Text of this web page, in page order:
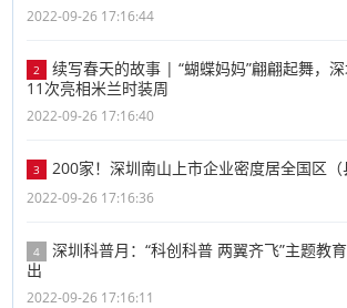
2022-09-26 17:16:44
2
续写春天的故事 | “蝴蝶妈妈”翩翩起舞，
11次亮相米兰时装周
2022-09-26 17:16:40
3 200家！深圳南山上市企业密度居全国区
2022-09-26 17:16:36
4
深圳科普月：“科创科普 两翼齐飞”主题教
出
2022-09-26 17:16:11